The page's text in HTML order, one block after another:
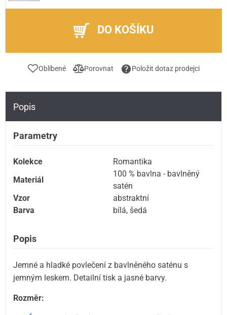
DO KOŠÍKU
Oblíbené Porovnat Položit dotaz prodejci
Popis
Parametry
Kolekce
Romantika
Materiál
100 % bavlna - bavlněný
satén
Vzor
abstraktní
Barva
bílá,šedá
Popis
Jemné a hladké povlečení z bavlněného saténu s
jemným leskem. Detailní tisk a jasné barvy.
Rozměr: